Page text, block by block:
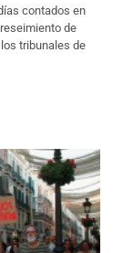
contados en
de
tribunales de